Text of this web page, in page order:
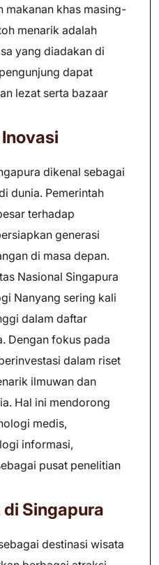
makanan khas masing-
menarik adalah
yang diadakan di
dapat
lezat serta bazaar
dikenal sebagai
dunia. Pemerintah
terhadap
generasi
di masa depan.
Nasional Singapura
Nanyang sering kali
dalam daftar
Dengan fokus pada
dalam riset
ilmuwan dan
Hal ini mendorong
medis,
informasi,
pusat penelitian
Singapura
destinasi wisata